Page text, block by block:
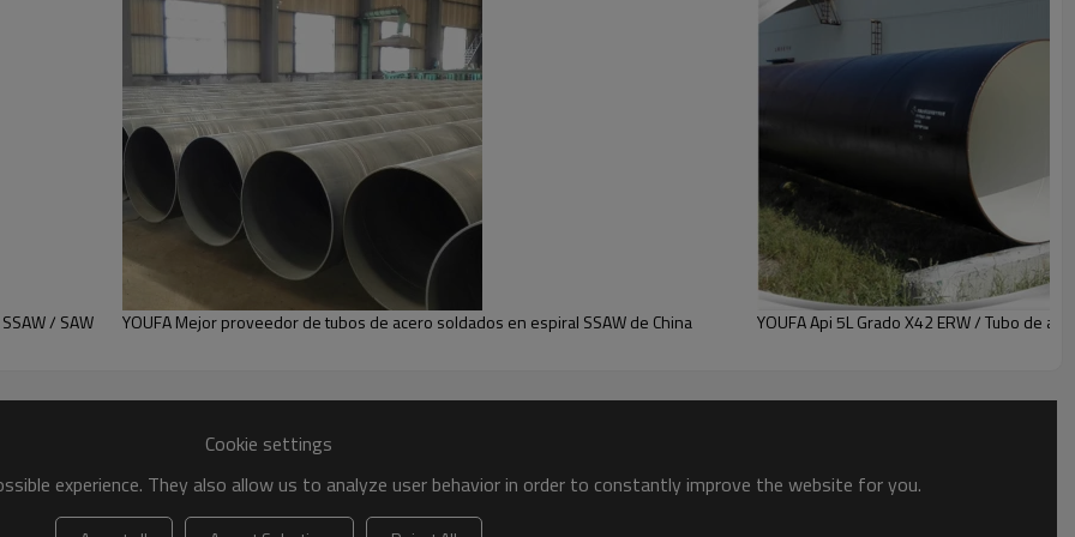
8-30mm
3-17M según el requisito del cliente
API 5L, EN10255, EN10219, EN10210, EN39, BS1387,
ASTM A53, ASTM A500, ASTM A36,
JIS G3444, DIN 3444, ANSI C80.1, AS 1074,
GB / T 3091
Gr.A, Gr.B, Gr.C,
S235, S275, S355,
A36, SS400,
Q195, Q235, Q345
API 5L, ISO 9001: 2008, SGS, BV, CCIC, etc.
Galvanizado en caliente con zinc 220 ~ 260g / m2;
Pintado con laca negra / barniz;
Pintura epoxi / recubrimiento FBE / recubrimiento 3PE
Extremo liso / extremo biselado;
Roscado en dos extremos, un extremo con acoplamiento, un extremo con tapa de plástico
Según el requisito del cliente o el estándar del molino
OD no inferior a 273 mm: embalaje suelto, pieza por pieza.
/ SAW YOUFA Mejor proveedor de tubos de acero soldados en espiral SSAW de China YOUFA Api 5L Grado X42 ERW / Tubo de
Cookie settings
experience. They also allow us to analyze user behavior in order to constantly improve the website for you.